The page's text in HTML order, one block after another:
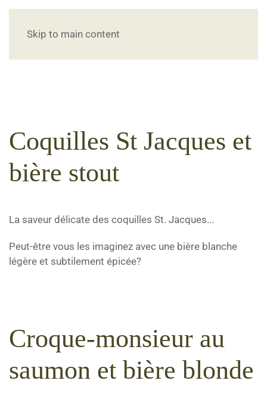
Skip to main content
Coquilles St Jacques et
bière stout
La saveur délicate des coquilles St. Jacques...
Peut-être vous les imaginez avec une bière blanche
légère et subtilement épicée?
Croque-monsieur au
saumon et bière blonde